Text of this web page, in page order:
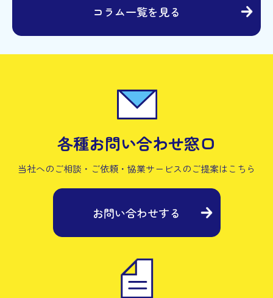
コラム一覧を見る
各種お問い合わせ窓口
当社へのご相談・ご依頼・協業サービスのご提案はこちら
お問い合わせする